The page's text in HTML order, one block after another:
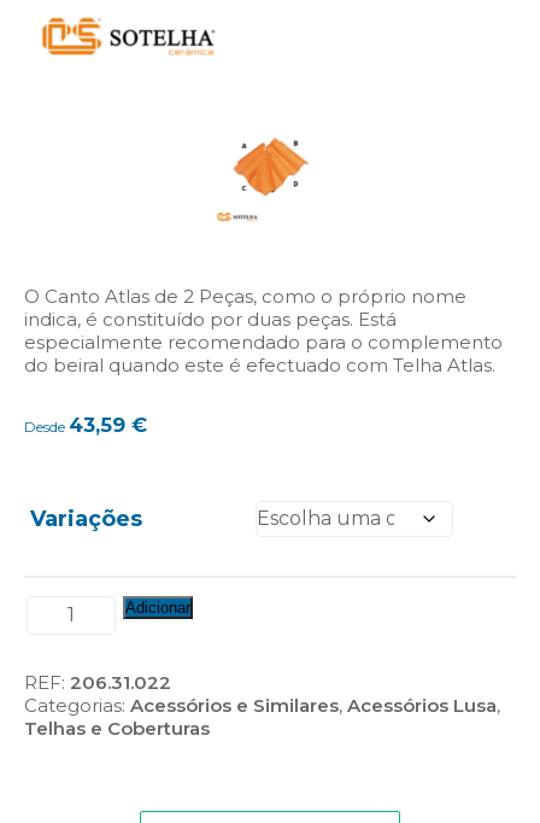
O Canto Atlas de 2 Peças, como o próprio nome
indica, é constituído por duas peças. Está
especialmente recomendado para o complemento
do beiral quando este é efectuado com Telha Atlas.
Desde 43,59 €
Variações
Quantidade
Atlas
-
2
Adicionar
REF: 206.31.022
Categorias: Acessórios e Similares, Acessórios Lusa,
Telhas e Coberturas